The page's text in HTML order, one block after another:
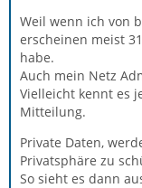
Weil wenn ich von
erscheinen meist
habe.
Auch mein Netz
Vielleicht kennt es
Mitteilung.
Private Daten,
Privatsphäre zu
So sieht es dann